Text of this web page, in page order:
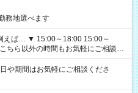
務地選べます
期間はお気軽にご相談くださ